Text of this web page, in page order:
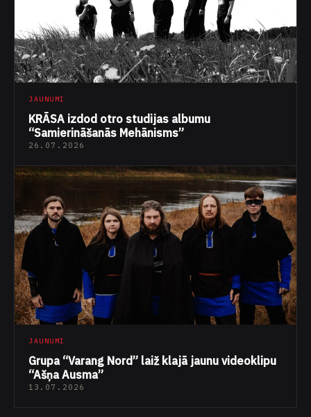
JAUNUMI
KRĀSA izdod otro studijas albumu
“Samierināšanās Mehānisms”
26.07.2026
JAUNUMI
Grupa “Varang Nord” laiž klajā jaunu videoklipu
“Ašņa Ausma”
13.07.2026